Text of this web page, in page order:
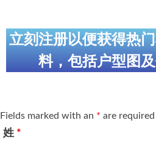
立刻注册以便获得热
料，包括户型图
Fields marked with an * are required
姓 *